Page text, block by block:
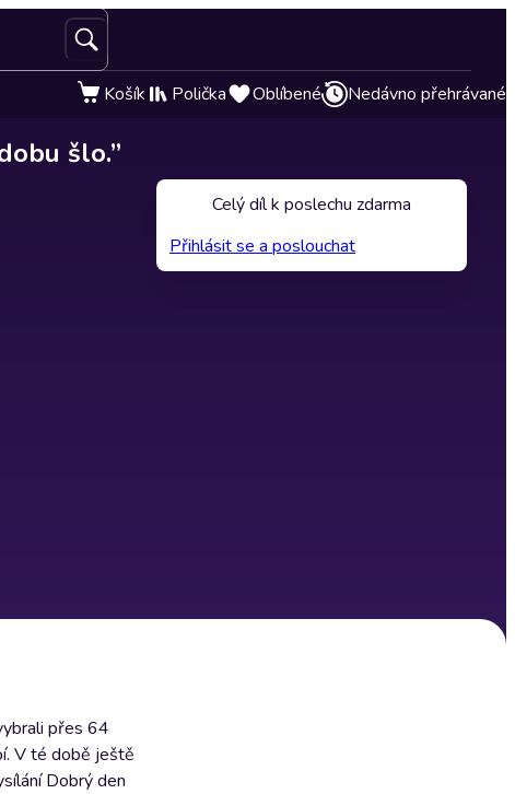
Košík Polička Oblíbené Nedávno přehrávané
šlo.”
přes 64
V té době ještě
Dobrý den
Celý díl k poslechu zdarma
Přihlásit se a poslouchat